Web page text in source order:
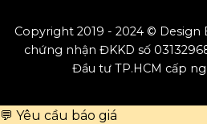
Copyright 2019 - 2024 © Design
chứng nhận ĐKKD số
Đầu tư TP.HCM cấp
💬 Yêu cầu báo giá